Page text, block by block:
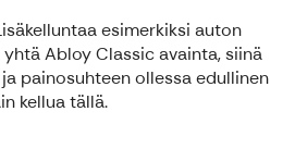
esimerkiksi auton
Abloy Classic avainta, siinä
painosuhteen ollessa edullinen
kellua tällä.